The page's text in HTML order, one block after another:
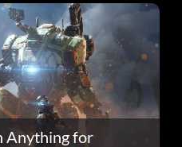
Anything for